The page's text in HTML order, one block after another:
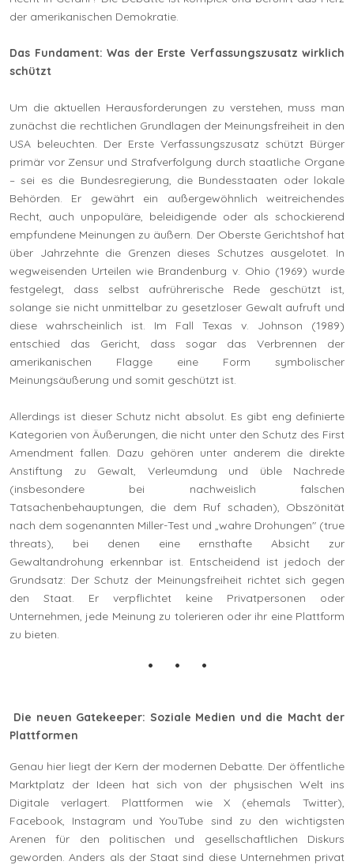
der amerikanischen Demokratie.
Das Fundament: Was der Erste Verfassungszusatz wirklich
schützt
Um die aktuellen Herausforderungen zu verstehen, muss man
zunächst die rechtlichen Grundlagen der Meinungsfreiheit in den
USA beleuchten. Der Erste Verfassungszusatz schützt Bürger
primär vor Zensur und Strafverfolgung durch staatliche Organe
– sei es die Bundesregierung, die Bundesstaaten oder lokale
Behörden. Er gewährt ein außergewöhnlich weitreichendes
Recht, auch unpopuläre, beleidigende oder als schockierend
empfundene Meinungen zu äußern. Der Oberste Gerichtshof hat
über Jahrzehnte die Grenzen dieses Schutzes ausgelotet. In
wegweisenden Urteilen wie Brandenburg v. Ohio (1969) wurde
festgelegt, dass selbst aufrührerische Rede geschützt ist,
solange sie nicht unmittelbar zu gesetzloser Gewalt aufruft und
diese wahrscheinlich ist. Im Fall Texas v. Johnson (1989)
entschied das Gericht, dass sogar das Verbrennen der
amerikanischen Flagge eine Form symbolischer
Meinungsäußerung und somit geschützt ist.
Allerdings ist dieser Schutz nicht absolut. Es gibt eng definierte
Kategorien von Äußerungen, die nicht unter den Schutz des First
Amendment fallen. Dazu gehören unter anderem die direkte
Anstiftung zu Gewalt, Verleumdung und üble Nachrede
(insbesondere bei nachweislich falschen
Tatsachenbehauptungen, die dem Ruf schaden), Obszönität
nach dem sogenannten Miller-Test und „wahre Drohungen" (true
threats), bei denen eine ernsthafte Absicht zur
Gewaltandrohung erkennbar ist. Entscheidend ist jedoch der
Grundsatz: Der Schutz der Meinungsfreiheit richtet sich gegen
den Staat. Er verpflichtet keine Privatpersonen oder
Unternehmen, jede Meinung zu tolerieren oder ihr eine Plattform
zu bieten.
Die neuen Gatekeeper: Soziale Medien und die Macht der
Plattformen
Genau hier liegt der Kern der modernen Debatte. Der öffentliche
Marktplatz der Ideen hat sich von der physischen Welt ins
Digitale verlagert. Plattformen wie X (ehemals Twitter),
Facebook, Instagram und YouTube sind zu den wichtigsten
Arenen für den politischen und gesellschaftlichen Diskurs
geworden. Anders als der Staat sind diese Unternehmen privat